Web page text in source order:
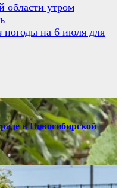
области утром
погоды на 6 июля для
в Новосибирской